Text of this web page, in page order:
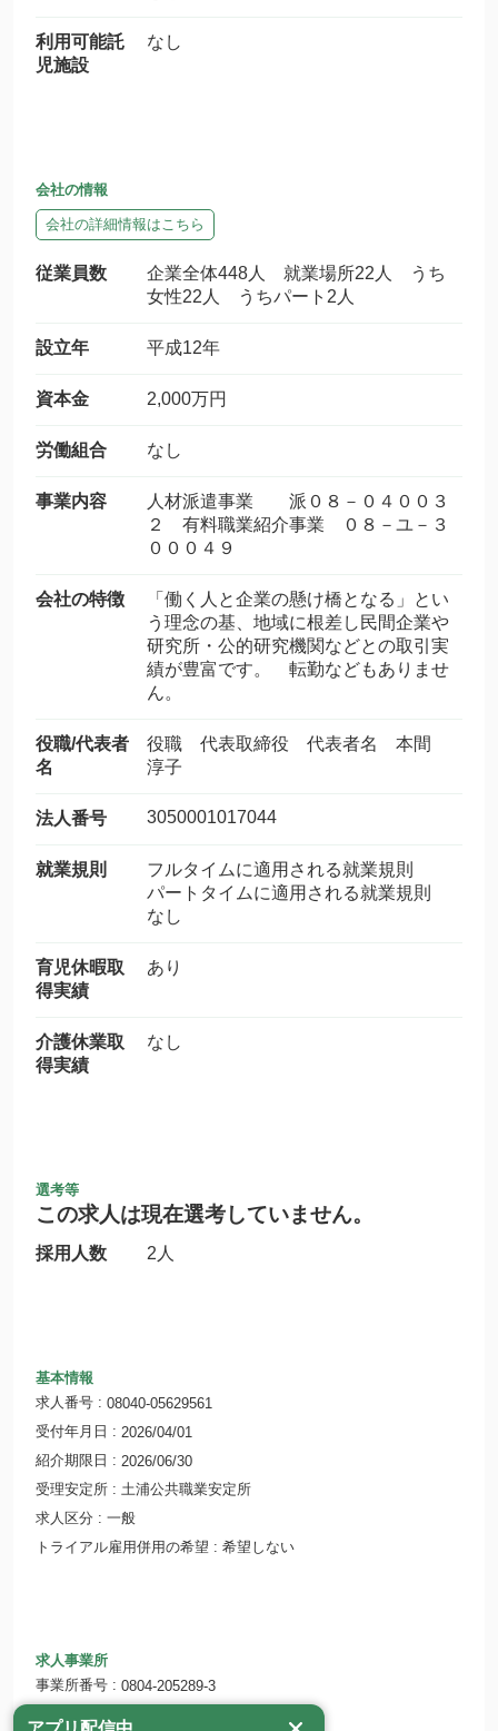
利用可能託
児施設
なし
会社の情報
会社の詳細情報はこちら
従業員数
企業全体448人 就業場所22人 うち
女性22人 うちパート2人
設立年 平成12年
資本金 2,000万円
労働組合 なし
事業内容
人材派遣事業 派０８－０４００３
２ 有料職業紹介事業 ０８－ユ－３
０００４９
会社の特徴
「働く人と企業の懸け橋となる」とい
う理念の基、地域に根差し民間企業や
研究所・公的研究機関などとの取引実
績が豊富です。 転勤などもありませ
ん。
役職/代表者
名
役職 代表取締役 代表者名 本間
淳子
法人番号 3050001017044
就業規則
フルタイムに適用される就業規則
パートタイムに適用される就業規則
なし
育児休暇取
得実績
あり
介護休業取
得実績
なし
選考等
この求人は現在選考していません。
採用人数 2人
基本情報
求人番号
08040-05629561
受付年月日
2026/04/01
紹介期限日
2026/06/30
受理安定所
土浦公共職業安定所
求人区分
一般
トライアル雇用併用の希望
希望しない
求人事業所
事業所番号
0804-205289-3